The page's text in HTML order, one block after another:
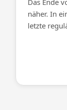
näher. In
letzte